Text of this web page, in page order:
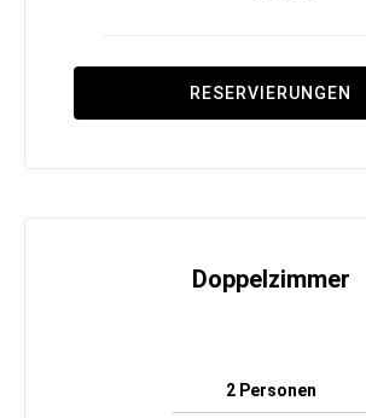
RESERVIERUNGEN
Doppelzimmer
2 Personen